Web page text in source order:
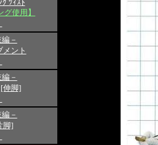
ｸ ﾂｨｽﾄ
グ使用】
－
ント
－
伸脚]
－
脚]